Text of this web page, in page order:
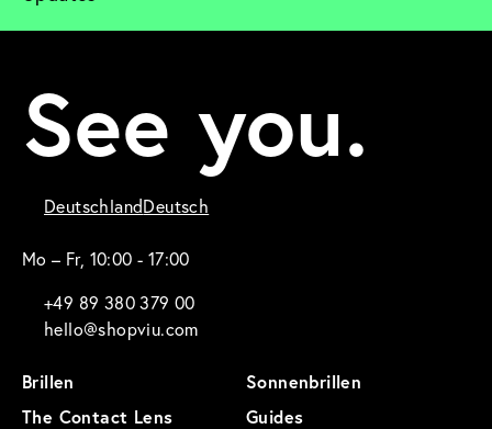
See you.
DeutschlandDeutsch
Mo – Fr, 10:00 - 17:00
+49 89 380 379 00
hello@shopviu.com
Brillen
Sonnenbrillen
The Contact Lens
Guides